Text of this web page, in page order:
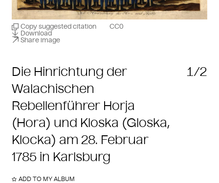
Die Hinrichtung der
Walachischen
Rebellenführer Horja
(Hora) und Kloska (Gloska,
Klocka) am 28. Februar
1785 in Karlsburg
1/2
Copy suggested citation
Download
Share image
CC0
ADD TO MY ALBUM